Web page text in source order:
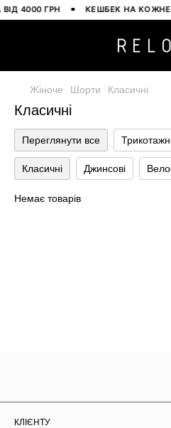
4000 ГРН КЕШБЕК НА КОЖНЕ
Жіноче Шорти Класичні
Класичні
Переглянути все
Класичні Джинсові
Немає товарів
КЛІЄНТУ